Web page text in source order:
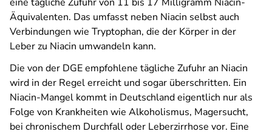
Äquivalenten. Das umfasst neben Niacin selbst auch
Verbindungen wie Tryptophan, die der Körper in der
Leber zu Niacin umwandeln kann.
Die von der DGE empfohlene tägliche Zufuhr an Niacin
wird in der Regel erreicht und sogar überschritten. Ein
Niacin-Mangel kommt in Deutschland eigentlich nur als
Folge von Krankheiten wie Alkoholismus, Magersucht,
bei chronischem Durchfall oder Leberzirrhose vor. Eine